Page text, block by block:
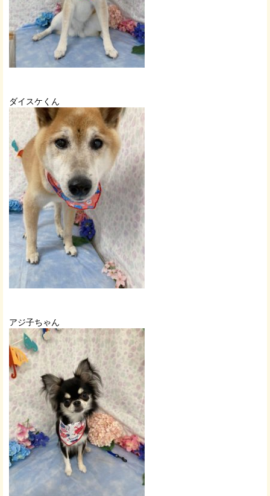
ダイスケくん
アジ子ちゃん